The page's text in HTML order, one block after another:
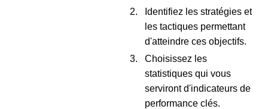
Identifiez les stratégies et
les tactiques permettant
d'atteindre ces objectifs.
Choisissez les
statistiques qui vous
serviront d'indicateurs de
performance clés.